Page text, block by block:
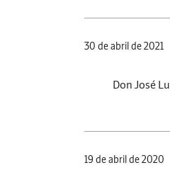
30 de abril de 2021
Don José
19 de abril de 2020